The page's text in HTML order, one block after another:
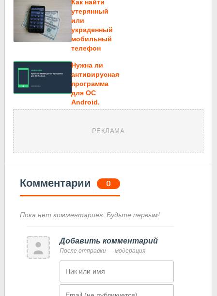
Как найти
утерянный
или
украденный
мобильный
телефон
Нужна ли
антивирусная
программа
для ОС
Android.
РЕКЛАМА
Комментарии 0
Пока нет комментариев. Будьте первым!
Добавить комментарий
После отправки — модерация